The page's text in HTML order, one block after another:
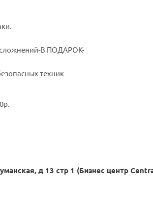
В ПОДАРОК-
техник
д 13 стр 1 (Бизнес центр